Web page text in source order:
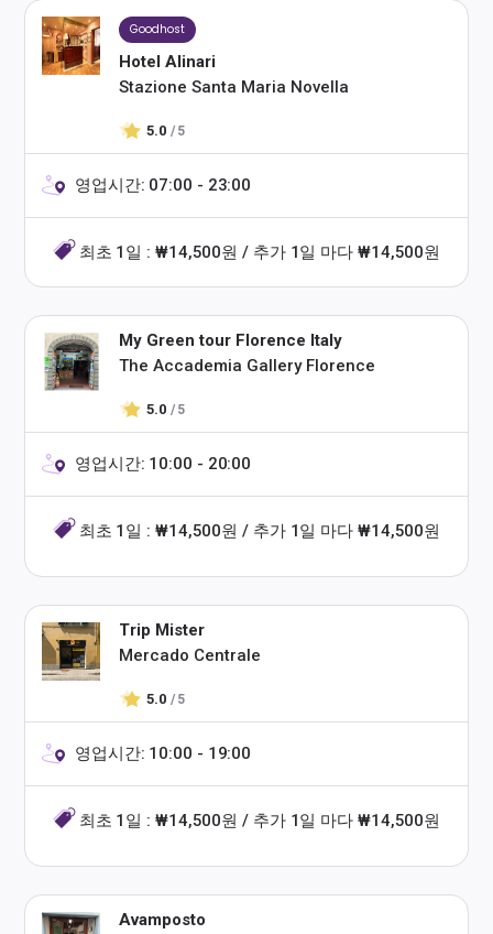
Goodhost
Hotel Alinari
Stazione Santa Maria Novella
5.0 / 5
영업시간: 07:00 - 23:00
최초 1일 : ₩14,500원 / 추가 1일 마다 ₩14,500원
My Green tour Florence Italy
The Accademia Gallery Florence
5.0 / 5
영업시간: 10:00 - 20:00
최초 1일 : ₩14,500원 / 추가 1일 마다 ₩14,500원
Trip Mister
Mercado Centrale
5.0 / 5
영업시간: 10:00 - 19:00
최초 1일 : ₩14,500원 / 추가 1일 마다 ₩14,500원
Avamposto